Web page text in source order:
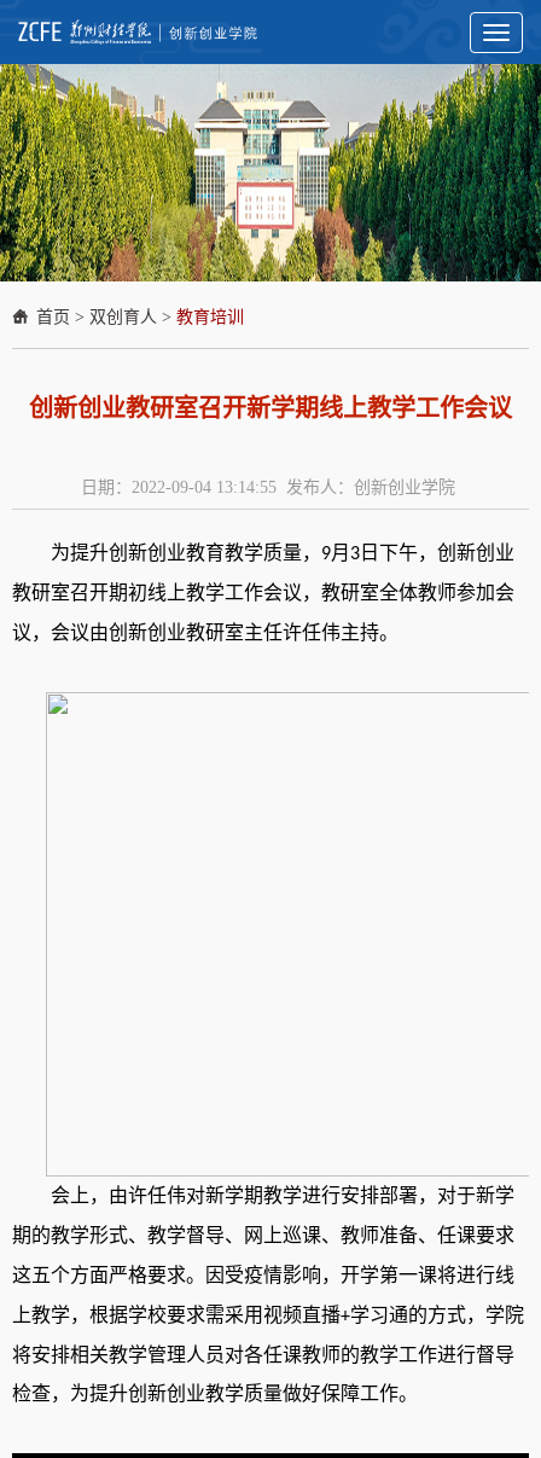
Toggle
首页 > 双创育人 > 教育培训
创新创业教研室召开新学期线上教学工作会议
日期：2022-09-04 13:14:55 发布人：创新创业学院
为提升创新创业教育教学质量， 9月 3 日下午， 创新创业
教研室召开期初线上教学工作会议， 教研室全体教师参加会
议， 会议由创新创业教研室主任许任伟主持。
会上 ， 由许任伟对新学期教学进行安排部署， 对于新学
期的教学形式、 教学督导、 网上巡课、 教师准备、 任课要求
这五个方面严格要求。 因受疫情影响， 开学第一课将进行线
上教学， 根据学校要求需采用视频直播+学习通的方式， 学院
将安排相关教学管理人员对各任课教师的教学工作进行督导
检查， 为提升创新创业教学质量做好保障工作。